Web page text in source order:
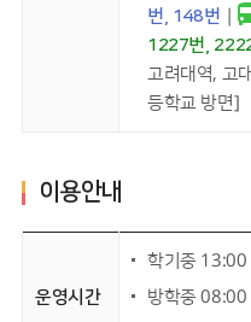
번, 148번 |
1227번,
고려대역, 고
등학교 방면]
이용안내
운영시간
학기중
방학중 08:00